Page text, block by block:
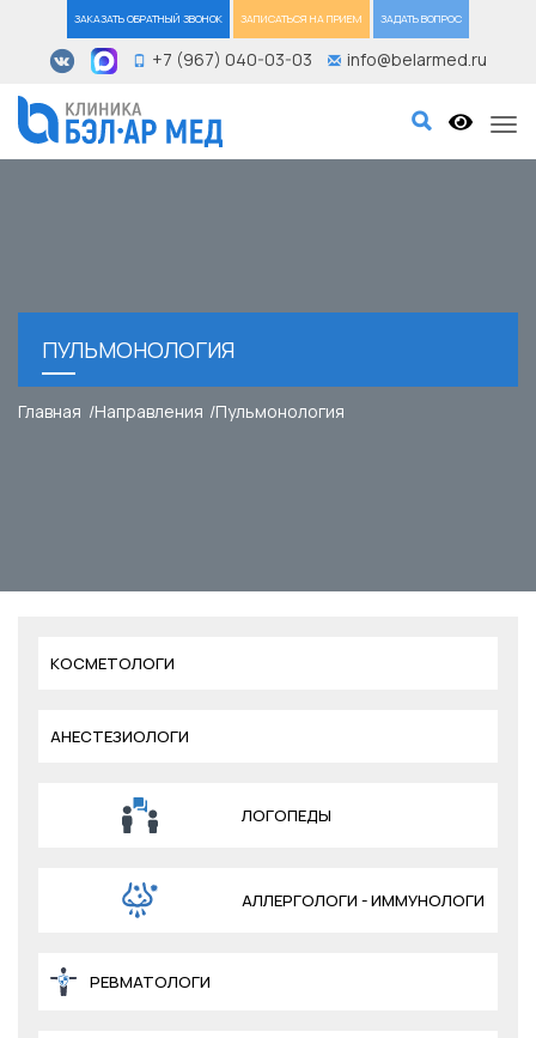
ЗАКАЗАТЬ ОБРАТНЫЙ ЗВОНОК ЗАПИСАТЬСЯ НА ПРИЕМ ЗАДАТЬ ВОПРОС
+7 (967) 040-03-03 info@belarmed.ru
ПУЛЬМОНОЛОГИЯ
Главная Направления Пульмонология
КОСМЕТОЛОГИ
АНЕСТЕЗИОЛОГИ
ЛОГОПЕДЫ
АЛЛЕРГОЛОГИ - ИММУНОЛОГИ
РЕВМАТОЛОГИ